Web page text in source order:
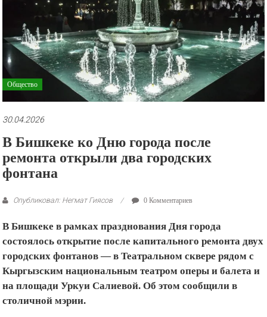
ролики
и
презентации.
Общество
30.04.2026
В Бишкеке ко Дню города после
ремонта открыли два городских
фонтана
Опубликовал: Негмат Гиясов 0 Комментариев
В Бишкеке в рамках празднования Дня города
состоялось открытие после капитального ремонта двух
городских фонтанов — в Театральном сквере рядом с
Кыргызским национальным театром оперы и балета и
на площади Уркуи Салиевой. Об этом сообщили в
столичной мэрии.